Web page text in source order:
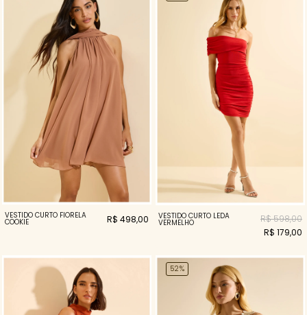
VESTIDO CURTO FIORELA
COOKIE R$ 498,00 VESTIDO CURTO LEDA
VERMELHO
R$ 598,00
R$ 179,00
52%